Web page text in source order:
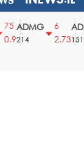
75 ADMG
214
2.731510